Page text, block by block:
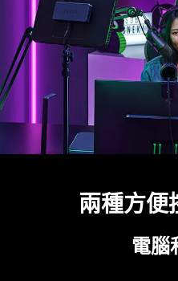
兩種方便
電腦